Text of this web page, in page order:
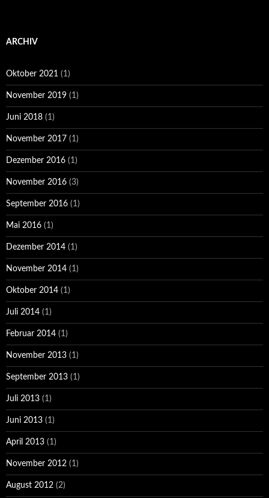
ARCHIV
Oktober 2021 (1)
November 2019 (1)
Juni 2018 (1)
November 2017 (1)
Dezember 2016 (1)
November 2016 (3)
September 2016 (1)
Mai 2016 (1)
Dezember 2014 (1)
November 2014 (1)
Oktober 2014 (1)
Juli 2014 (1)
Februar 2014 (1)
November 2013 (1)
September 2013 (1)
Juli 2013 (1)
Juni 2013 (1)
April 2013 (1)
November 2012 (1)
August 2012 (2)